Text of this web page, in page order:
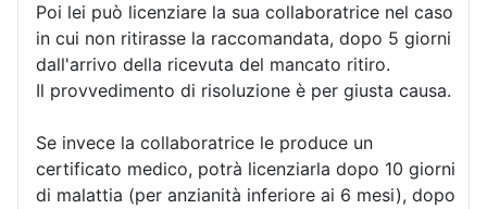
Poi lei può licenziare la sua collaboratrice nel caso
in cui non ritirasse la raccomandata, dopo 5 giorni
dall'arrivo della ricevuta del mancato ritiro.
Il provvedimento di risoluzione è per giusta causa.
Se invece la collaboratrice le produce un
certificato medico, potrà licenziarla dopo 10 giorni
di malattia (per anzianità inferiore ai 6 mesi), dopo